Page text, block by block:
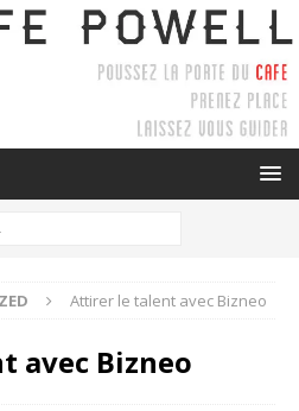
Attirer le talent avec Bizneo
avec Bizneo